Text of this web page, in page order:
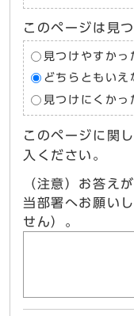
このページは見
見つけやすかっ
どちらともいえ
見つけにくかっ
このページに関
入ください。
（注意）お答え
当部署へお願い
せん）。